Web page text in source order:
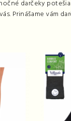
darčeky
Prinášame vám